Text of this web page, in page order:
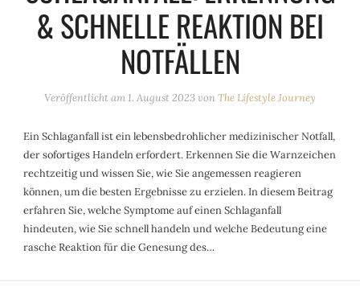
& SCHNELLE REAKTION BEI
NOTFÄLLEN
Veröffentlicht am1. August 2023vonThe Lifestyle Journey
Ein Schlaganfall ist ein lebensbedrohlicher medizinischer Notfall,
der sofortiges Handeln erfordert. Erkennen Sie die Warnzeichen
rechtzeitig und wissen Sie, wie Sie angemessen reagieren
können, um die besten Ergebnisse zu erzielen. In diesem Beitrag
erfahren Sie, welche Symptome auf einen Schlaganfall
hindeuten, wie Sie schnell handeln und welche Bedeutung eine
rasche Reaktion für die Genesung des…